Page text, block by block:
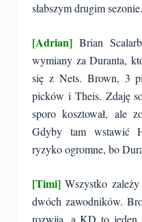
słabszym drugim sezonie.
[Adrian]Brian
wymiany za Duranta,
się z Nets. Brown, 3
picków i Theis. Zdaję
sporo kosztował, ale
Gdyby tam wstawić
ryzyko ogromne, bo
[Timi]Wszystko
dwóch zawodników.
rozwija, a KD to jeden